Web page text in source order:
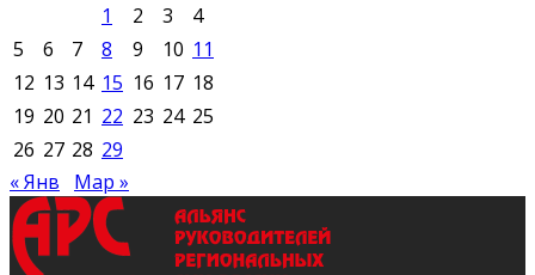
1
2 3
4
5
6 7 8 9 10 11
12 13 14 15 16 17 18
19 20 21 22 23 24 25
26 27 28 29
« Янв
Мар »